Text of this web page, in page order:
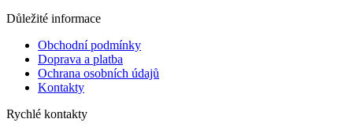
Důležité informace
Obchodní podmínky
Doprava a platba
Ochrana osobních údajů
Kontakty
Rychlé kontakty